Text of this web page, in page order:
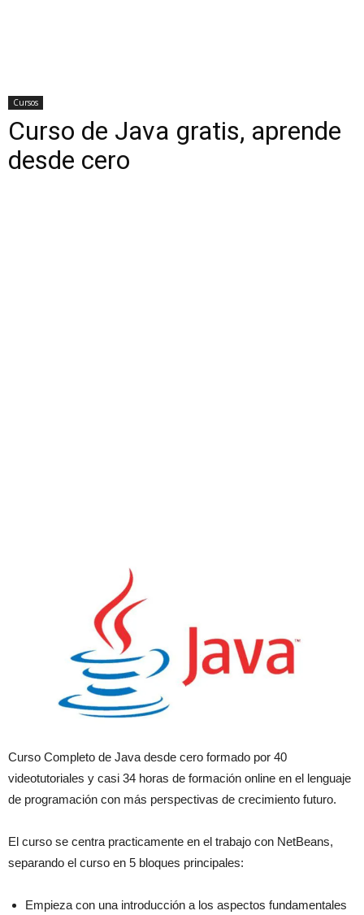
Cursos
Curso de Java gratis, aprende
desde cero
Curso Completo de Java desde cero formado por 40
videotutoriales y casi 34 horas de formación online en el lenguaje
de programación con más perspectivas de crecimiento futuro.
El curso se centra practicamente en el trabajo con NetBeans,
separando el curso en 5 bloques principales:
Empieza con una introducción a los aspectos fundamentales